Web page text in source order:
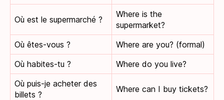
Où est le supermarché ?
Where is the
supermarket?
Où êtes-vous ?
Where are you? (formal)
Où habites-tu ?
Where do you live?
Où puis-je acheter des
billets ?
Where can I buy tickets?